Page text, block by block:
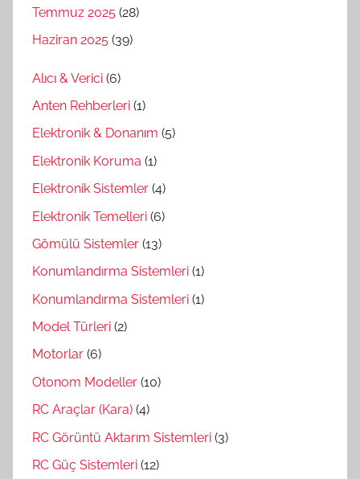
Temmuz 2025 (28)
Haziran 2025 (39)
Alıcı & Verici (6)
Anten Rehberleri (1)
Elektronik & Donanım (5)
Elektronik Koruma (1)
Elektronik Sistemler (4)
Elektronik Temelleri (6)
Gömülü Sistemler (13)
Konumlandırma Sistemleri (1)
Konumlandırma Sistemleri (1)
Model Türleri (2)
Motorlar (6)
Otonom Modeller (10)
RC Araçlar (Kara) (4)
RC Görüntü Aktarım Sistemleri (3)
RC Güç Sistemleri (12)